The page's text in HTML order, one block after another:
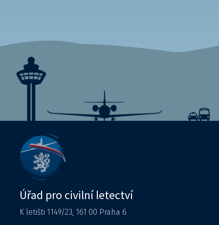
Úřad pro civilní letectví
K letišti 1149/23, 161 00 Praha 6